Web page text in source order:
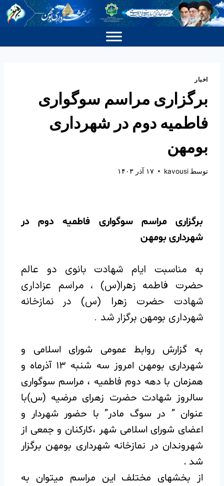
اخبار
برگزاری مراسم سوگواری
فاطمیه دوم در شهرداری
بومهن
توسط kavousi ۱۷ آذر ۱۴۰۳
برگزاری مراسم سوگواری فاطمیه دوم در
شهرداری بومهن
به مناسبت ایام شهادت بانوی دو عالم
حضرت فاطمه زهرا(س) ، مراسم عزاداری
شهادت حضرت زهرا (س) در نمازخانه
شهرداری بومهن برگزار شد .
به گزارش روابط عمومی شورای اسلامی و
شهرداری بومهن امروز سه شنبه ۱۳ آذرماه و
همزمان با دهه دوم فاطمیه ، مراسم سوگواری
سالروز شهادت حضرت زهرای مرضیه (س)با
عنوان ” در سوگ مادر” با حضور شهردار و
اعضای شورای اسلامی شهر ،کارکنان و جمعی از
شهروندان در نمازخانه شهرداری بومهن برگزار
شد .
از بخشهای مختلف این مراسم میتوان به